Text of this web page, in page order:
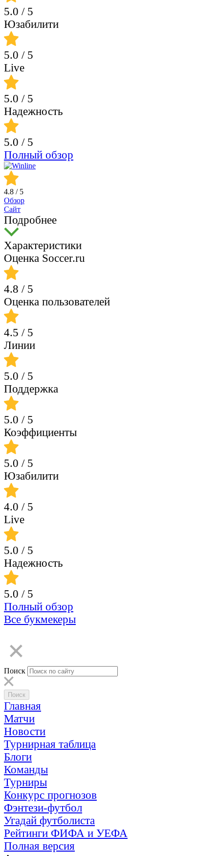
5.0 / 5
Юзабилити
5.0 / 5
Live
5.0 / 5
Надежность
5.0 / 5
Полный обзор
4.8 / 5
Обзор
Сайт
Подробнее
Характеристики
Оценка Soccer.ru
4.8 / 5
Оценка пользователей
4.5 / 5
Линии
5.0 / 5
Поддержка
5.0 / 5
Коэффициенты
5.0 / 5
Юзабилити
4.0 / 5
Live
5.0 / 5
Надежность
5.0 / 5
Полный обзор
Все букмекеры
Поиск
Главная
Матчи
Новости
Турнирная таблица
Блоги
Команды
Турниры
Конкурс прогнозов
Фэнтези-футбол
Угадай футболиста
Рейтинги ФИФА и УЕФА
Полная версия